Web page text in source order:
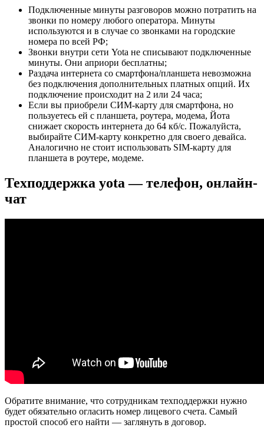
Подключенные минуты разговоров можно потратить на
звонки по номеру любого оператора. Минуты
используются и в случае со звонками на городские
номера по всей РФ;
Звонки внутри сети Yota не списывают подключенные
минуты. Они априори бесплатны;
Раздача интернета со смартфона/планшета невозможна
без подключения дополнительных платных опций. Их
подключение происходит на 2 или 24 часа;
Если вы приобрели СИМ-карту для смартфона, но
пользуетесь ей с планшета, роутера, модема, Йота
снижает скорость интернета до 64 кб/с. Пожалуйста,
выбирайте СИМ-карту конкретно для своего девайса.
Аналогично не стоит использовать SIM-карту для
планшета в роутере, модеме.
Техподдержка yota — телефон, онлайн-
чат
Обратите внимание, что сотрудникам техподдержки нужно
будет обязательно огласить номер лицевого счета. Самый
простой способ его найти — заглянуть в договор.